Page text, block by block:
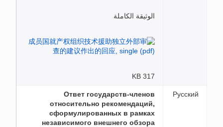
الوثيقة الكاملة
317 KB
Русский
Ответ государств-членов
относительно рекомендаций,
сформулированных в рамках
независимого внешнего обзора